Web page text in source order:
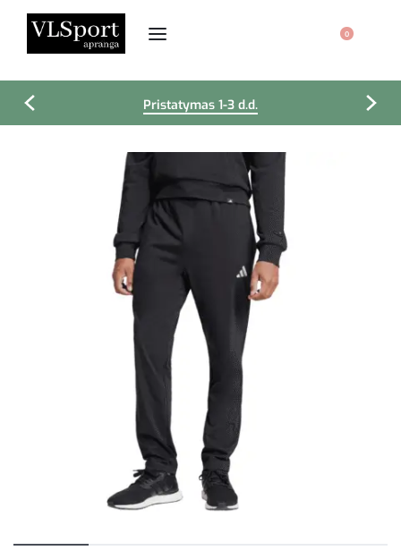
0
Pristatymas 1-3 d.d.